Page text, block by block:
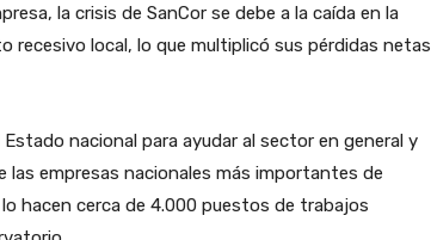
la crisis de SanCor se debe a la caída en la
recesivo local, lo que multiplicó sus pérdidas netas
nacional para ayudar al sector en general y
las empresas nacionales más importantes de
hacen cerca de 4.000 puestos de trabajos